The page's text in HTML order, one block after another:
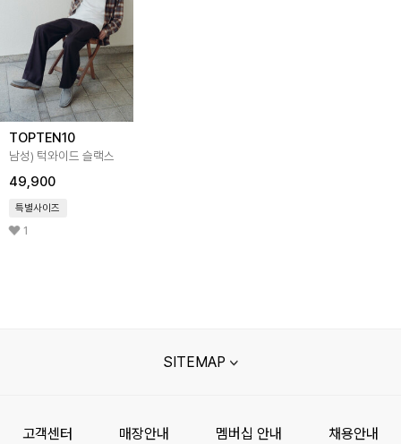
TOPTEN10
남성) 턱와이드 슬랙스
49,900
특별사이즈
1
SITEMAP
고객센터 매장안내 멤버십 안내 채용안내